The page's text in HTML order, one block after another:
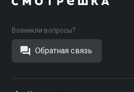
Возникли вопросы?
Обратная связь